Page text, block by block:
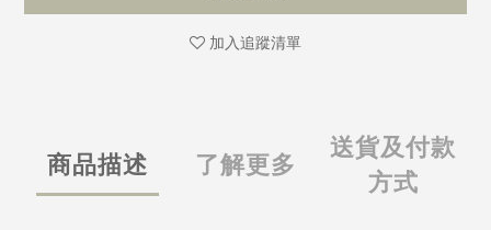
加入追蹤清單
商品描述 了解更多
送貨及付款
方式